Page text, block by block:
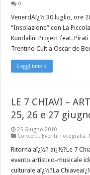
0
VenerdAï¿½ 30 luglio, ore
“Insolazione” con La
Kundalini Project feat.
Trentino Cult a Oscar de
Leggi tutto »
LE 7 CHIAVI –
25, 26 e 27
25 Giugno 2010
Concerti, Eventi, Fotografia,
Ritorna aï¿½? aï¿½?Le 7
evento artistico-musicale
culturale aï¿½?La